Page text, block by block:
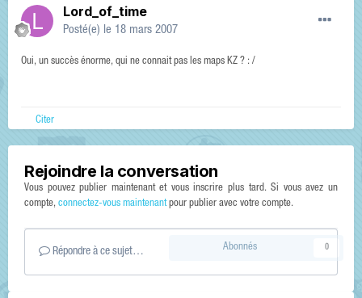
Lord_of_time
Posté(e) le 18 mars 2007
Oui, un succès énorme, qui ne connait pas les maps KZ ? : /
Citer
Rejoindre la conversation
Vous pouvez publier maintenant et vous inscrire plus tard. Si vous avez un
compte, connectez-vous maintenantpour publier avec votre compte.
Répondre à ce sujet… Abonnés 0